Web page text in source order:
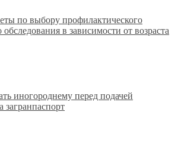
по выбору профилактического
в зависимости от возраста
иногороднему перед подачей
загранпаспорт